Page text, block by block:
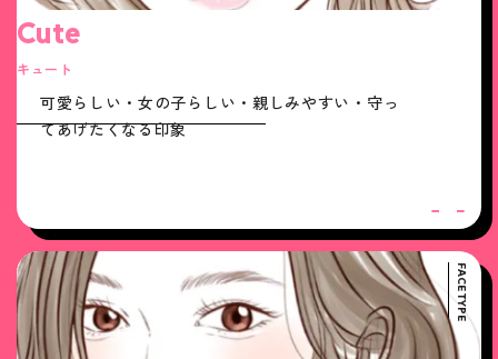
Cute
キュート
可愛らしい・女の子らしい・親しみやすい・守っ
てあげたくなる印象
FACE TYPE